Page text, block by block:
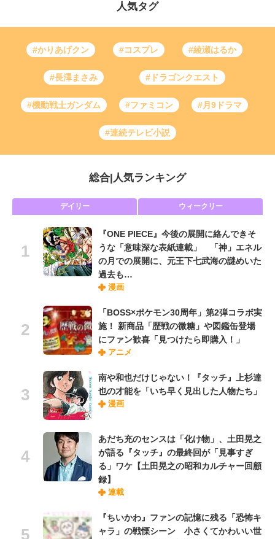
人気タグ
#かりあげクン #コスプレ #綾瀬はるか
#長澤まさみ #ドラゴンクエスト
#機動戦士ガンダム #ファミコン #月9ドラマ
#連続テレビ小説
総合 人気ランキング
デイリー ウィークリー
『ONE PIECE』今後の展開に絡んできそ
うな「意味深な表紙連載」 「神」エネル
の月での展開に、元王下七武海の謎めいた
過去も…
漫画
「BOSS×ポケモン30周年」第2弾コラボ実
施！ 新商品「歴戦の微糖」や図鑑缶登場
にファン歓喜「見つけたら即購入！」
アニメ
南や和也だけじゃない！『タッチ』上杉達
也の才能を「いち早く見出した人物たち」
漫画
あだち充のセンスは「化け物」、土田晃之
が語る『タッチ』の最終回が「見事すぎ
る」ワケ【土田晃之の昭和カルチャー回顧
録】
連載
『ちいかわ』ファンの記憶に残る「恐怖キ
ャラ」の戦慄シーン 小さくてかわいい世